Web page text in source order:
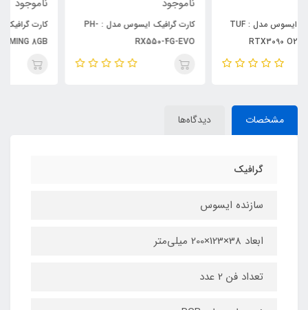
کارت گرافیک ایسوس مدل : PH-
RX550-4G-EVO
کارت گرافیک ایسوس مدل : DUL
RX5500XT OC GAMING 8GB
مشخصات دیدگاه‌ها
گرافیک
سازنده ایسوس
ابعاد 38×123×200 میلی‌متر
تعداد فن 2 عدد